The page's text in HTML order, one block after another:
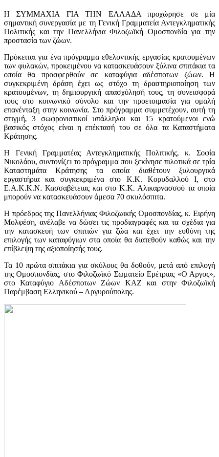
Η ΣΥΜΜΑΧΙΑ ΓΙΑ ΤΗΝ ΕΛΛΑΔΑ προχώρησε σε μία
σημαντική συνεργασία με τη Γενική Γραμματεία Αντεγκληματικής
Πολιτικής και την Πανελλήνια Φιλοζωϊκή Ομοσπονδία για την
προστασία των ζώων.
Πρόκειται για ένα πρόγραμμα εθελοντικής εργασίας κρατουμένων
των φυλακών, προκειμένου να κατασκευάσουν ξύλινα σπιτάκια τα
οποία θα προσφερθούν σε καταφύγια αδέσποτων ζώων. Η
συγκεκριμένη δράση έχει ως στόχο τη δραστηριοποίηση των
κρατουμένων, τη δημιουργική απασχόλησή τους, τη συνεισφορά
τους στο κοινωνικό σύνολο και την προετοιμασία για ομαλή
επανένταξη στην κοινωνία. Στο πρόγραμμα συμμετέχουν, αυτή τη
στιγμή, 3 σωφρονιστικοί υπάλληλοι και 15 κρατούμενοι ενώ
βασικός στόχος είναι η επέκτασή του σε όλα τα Καταστήματα
Κράτησης.
Η Γενική Γραμματέας Αντεγκληματικής Πολιτικής, κ. Σοφία
Νικολάου, συντονίζει το πρόγραμμα που ξεκίνησε πιλοτικά σε τρία
Καταστημάτα Κράτησης τα οποία διαθέτουν ξυλουργικά
εργαστήρια και συγκεκριμένα στο Κ.Κ. Κορυδαλλού Ι, στο
Ε.Α.Κ.Κ.Ν. Κασσαβέτειας και στο Κ.Κ. Αλικαρνασσού τα οποία
μπορούν να κατασκευάσουν άμεσα 70 σκυλόσπιτα.
H πρόεδρος της Πανελλήνιας Φιλοζωικής Ομοσπονδίας, κ. Ειρήνη
Μολφέση, ανέλαβε να δώσει τις προδιαγραφές και τα σχέδια για
την κατασκευή των σπιτιών για ζώα και έχει την ευθύνη της
επιλογής των καταφύγιων στα οποία θα διατεθούν καθώς και την
επίβλεψη της αξιοποίησής τους.
Τα 10 πρώτα σπιτάκια για σκύλους θα δοθούν, μετά από επιλογή
της Ομοσπονδίας, στο Φιλοζωϊκό Σωματείο Ερέτριας «Ο Αργος»,
στο Καταφύγιο Αδέσποτων Ζώων ΚΑΖ και στην Φιλοζωϊκή
Παρέμβαση Ελληνικού – Αργυρούπολης.